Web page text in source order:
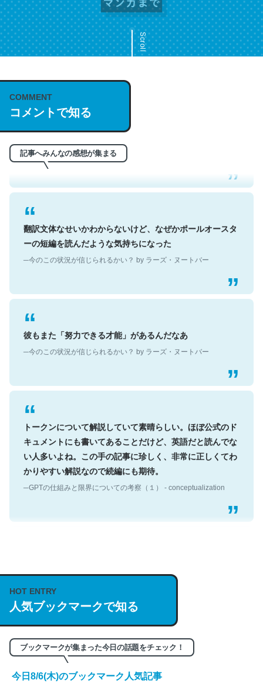
Scroll
COMMENT
コメントで知る
記事へみんなの感想が集まる
これは名文。彼はとてもクレバーなんだろうなと凄く思
う。英語少しでも読める人は原文もお勧め。自分はこの流
れ好き。Let’s Fucking Go. Then Covid hit. Shit.
─今のこの状況が信じられるかい？ by ラーズ・ヌートバー
翻訳文体なせいかわからないけど、なぜかポールオースタ
ーの短編を読んだような気持ちになった
彼もまた「努力できる才能」があるんだなあ
トークンについて解説していて素晴らしい。ほぼ公式のド
キュメントにも書いてあることだけど、英語だと読んでな
い人多いよね。この手の記事に珍しく、非常に正しくてわ
かりやすい解説なので続編にも期待。
https://isobe324649.hatenablog.com/entry/2023/03/27
/064121
HOT ENTRY
人気ブックマークで知る
ブックマークが集まった今日の話題をチェック！
今日8/6(木)のブックマーク人気記事